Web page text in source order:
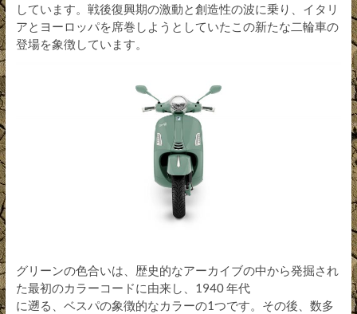
しています。戦後復興期の激動と創造性の波に乗り、イタリ
アとヨーロッパを席巻しようとしていたこの新たな二輪車の
登場を象徴しています。
グリーンの色合いは、歴史的なアーカイブの中から発掘され
た最初のカラーコードに由来し、1940 年代
に遡る、ベスパの象徴的なカラーの1つです。その後、数多